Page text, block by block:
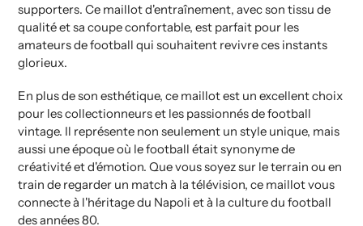
supporters. Ce maillot d'entraînement, avec son tissu de
qualité et sa coupe confortable, est parfait pour les
amateurs de football qui souhaitent revivre ces instants
glorieux.
En plus de son esthétique, ce maillot est un excellent choix
pour les collectionneurs et les passionnés de football
vintage. Il représente non seulement un style unique, mais
aussi une époque où le football était synonyme de
créativité et d'émotion. Que vous soyez sur le terrain ou en
train de regarder un match à la télévision, ce maillot vous
connecte à l'héritage du Napoli et à la culture du football
des années 80.